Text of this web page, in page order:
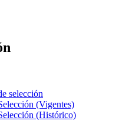
selección
(Vigentes)
(Histórico)